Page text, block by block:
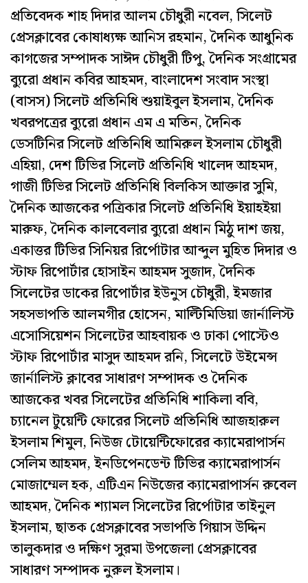
প্রতিবেদক শাহ দিদার আলম চৌধুরী নবেল, সিলেট
প্রেসক্লাবের কোষাধ্যক্ষ আনিস রহমান, দৈনিক আধুনিক
কাগজের সম্পাদক সাঈদ চৌধুরী টিপু, দৈনিক সংগ্রামের
ব্যুরো প্রধান কবির আহমদ, বাংলাদেশ সংবাদ সংস্থা
(বাসস) সিলেট প্রতিনিধি শুয়াইবুল ইসলাম, দৈনিক
খবরপত্রের ব্যুরো প্রধান এম এ মতিন, দৈনিক
ডেসটিনির সিলেট প্রতিনিধি আমিরুল ইসলাম চৌধুরী
এহিয়া, দেশ টিভির সিলেট প্রতিনিধি খালেদ আহমদ,
গাজী টিভির সিলেট প্রতিনিধি বিলকিস আক্তার সুমি,
দৈনিক আজকের পত্রিকার সিলেট প্রতিনিধি ইয়াহইয়া
মারুফ, দৈনিক কালবেলার ব্যুরো প্রধান মিঠু দাশ জয়,
একাত্তর টিভির সিনিয়র রির্পোটার আব্দুল মুহিত দিদার ও
স্টাফ রিপোর্টার হোসাইন আহমদ সুজাদ, দৈনিক
সিলেটের ডাকের রিপোর্টার ইউনুস চৌধুরী, ইমজার
সহসভাপতি আলমগীর হোসেন, মাল্টিমিডিয়া জার্নালিস্ট
এসোসিয়েশন সিলেটের আহবায়ক ও ঢাকা পোস্টেও
স্টাফ রিপোর্টার মাসুদ আহমদ রনি, সিলেটে উইমেন্স
জার্নালিস্ট ক্লাবের সাধারণ সম্পাদক ও দৈনিক
আজকের খবর সিলেটের প্রতিনিধি শাকিলা ববি,
চ্যানেল টুয়েন্টি ফোরের সিলেট প্রতিনিধি আজহারুল
ইসলাম শিমুল, নিউজ টোয়েন্টিফোরের ক্যামেরাপার্সন
সেলিম আহমদ, ইনডিপেনডেন্ট টিভির ক্যামেরাপার্সন
মোজাম্মেল হক, এটিএন নিউজের ক্যামেরাপার্সন রুবেল
আহমদ, দৈনিক শ্যামল সিলেটের রির্পোটার তাইনুল
ইসলাম, ছাতক প্রেসক্লাবের সভাপতি গিয়াস উদ্দিন
তালুকদার ও দক্ষিণ সুরমা উপজেলা প্রেসক্লাবের
সাধারণ সম্পাদক নুরুল ইসলাম।